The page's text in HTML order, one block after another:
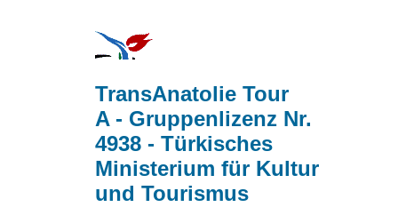
TransAnatolie Tour
A - Gruppenlizenz Nr.
4938 - Türkisches
Ministerium für Kultur
und Tourismus